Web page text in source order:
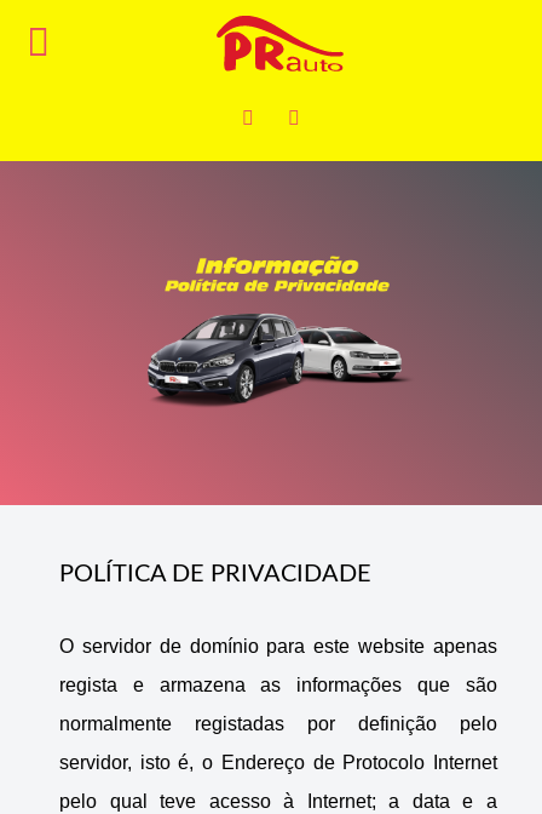
POLÍTICA DE PRIVACIDADE
O servidor de domínio para este website apenas
regista e armazena as informações que são
normalmente registadas por definição pelo
servidor, isto é, o Endereço de Protocolo Internet
pelo qual teve acesso à Internet; a data e a